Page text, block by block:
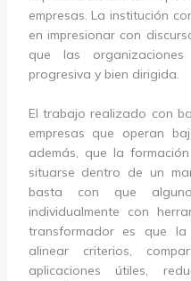
empresas. La institución
en impresionar con
que las
progresiva y bien dirigida.
El trabajo realizado con
empresas que operan
además, que la
situarse dentro de un
basta con que
individualmente con
transformador es que
alinear criterios,
aplicaciones útiles,